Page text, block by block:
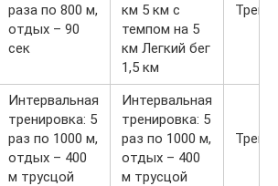
раза по 800 м,
отдых – 90
сек
км 5 км с
темпом на 5
км Легкий бег
1,5 км
Интервальная
тренировка: 5
раз по 1000 м,
отдых – 400
м трусцой
Интервальная
тренировка: 5
раз по 1000 м,
отдых – 400
м трусцой